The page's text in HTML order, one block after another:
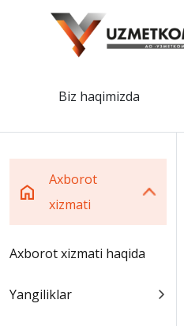
Biz haqimizda
Axborot
xizmati
Axborot xizmati haqida
Yangiliklar